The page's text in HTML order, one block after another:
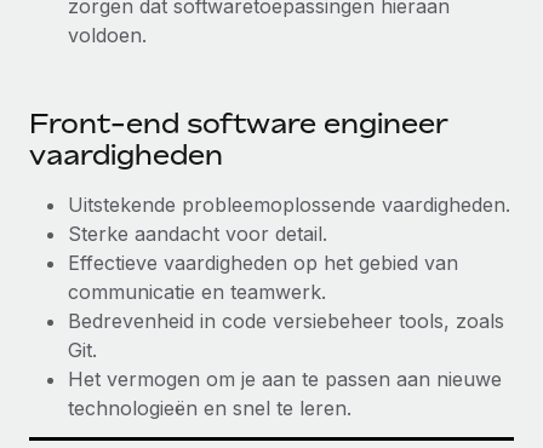
zorgen dat softwaretoepassingen hieraan
voldoen.
Front-end software engineer
vaardigheden
Uitstekende probleemoplossende vaardigheden.
Sterke aandacht voor detail.
Effectieve vaardigheden op het gebied van
communicatie en teamwerk.
Bedrevenheid in code versiebeheer tools, zoals
Git.
Het vermogen om je aan te passen aan nieuwe
technologieën en snel te leren.